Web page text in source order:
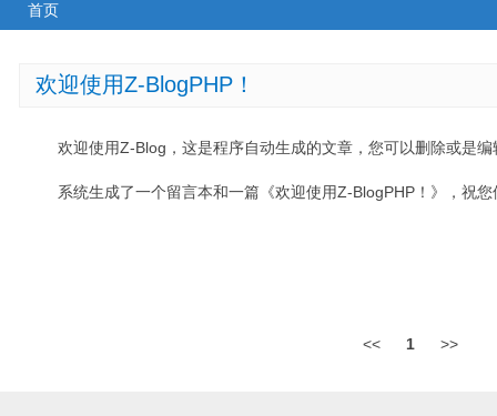
首页
欢迎使用Z-BlogPHP！
欢迎使用Z-Blog，这是程序自动生成的文章，您可以删除或是编
系统生成了一个留言本和一篇《欢迎使用Z-BlogPHP！》，祝
<< 1 >>